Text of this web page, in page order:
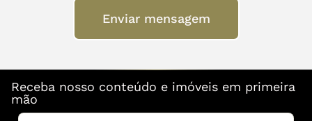
Enviar mensagem
Receba nosso conteúdo e imóveis em primeira
mão